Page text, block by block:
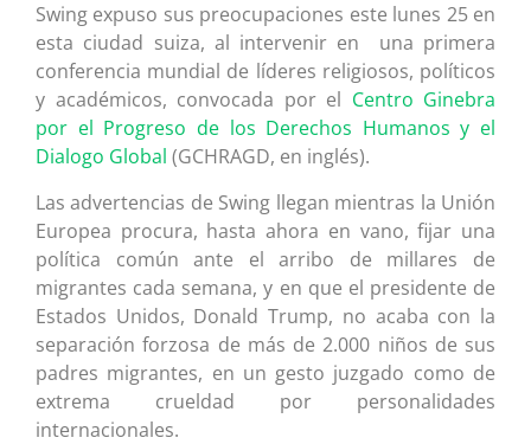
Swing expuso sus preocupaciones este lunes 25 en
esta ciudad suiza, al intervenir en una primera
conferencia mundial de líderes religiosos, políticos
y académicos, convocada por el Centro Ginebra
por el Progreso de los Derechos Humanos y el
Dialogo Global (GCHRAGD, en inglés).
Las advertencias de Swing llegan mientras la Unión
Europea procura, hasta ahora en vano, fijar una
política común ante el arribo de millares de
migrantes cada semana, y en que el presidente de
Estados Unidos, Donald Trump, no acaba con la
separación forzosa de más de 2.000 niños de sus
padres migrantes, en un gesto juzgado como de
extrema crueldad por personalidades
internacionales.